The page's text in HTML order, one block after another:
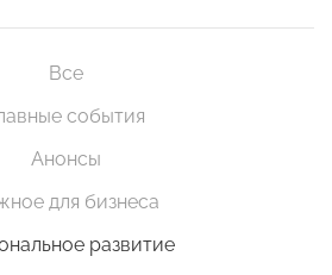
Все
события
Анонсы
для бизнеса
развитие